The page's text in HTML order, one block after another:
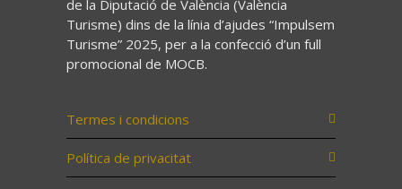
de la Diputació de València (València
Turisme) dins de la línia d’ajudes “Impulsem
Turisme” 2025, per a la confecció d’un full
promocional de MOCB.
Termes i condicions
Política de privacitat